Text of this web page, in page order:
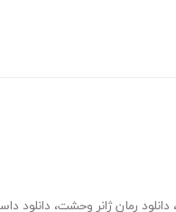
، دانلود رمان ژانر وحشت، دانلود